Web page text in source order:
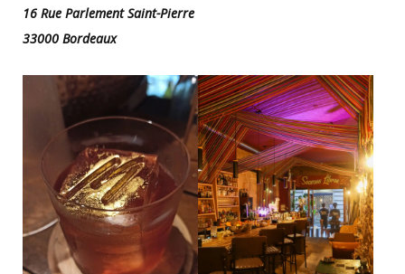
16 Rue Parlement Saint-Pierre
33000 Bordeaux